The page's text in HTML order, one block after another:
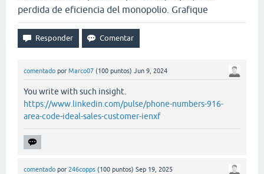
perdida de eficiencia del monopolio. Grafique
comentado por Marco07 (100 puntos) Jun 9, 2024
You write with such insight.
https://www.linkedin.com/pulse/phone-numbers-916-
area-code-ideal-sales-customer-ienxf
comentado por 246copps (100 puntos) Sep 19, 2025